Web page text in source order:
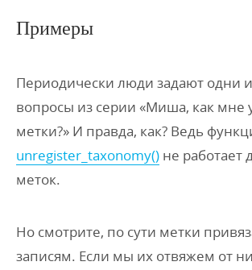
Примеры
Периодически люди задают одни
вопросы из серии «Миша, как мне
метки?» И правда, как? Ведь
unregister_taxonomy() не работает
меток.
Но смотрите, по сути метки
записям. Если мы их отвяжем от